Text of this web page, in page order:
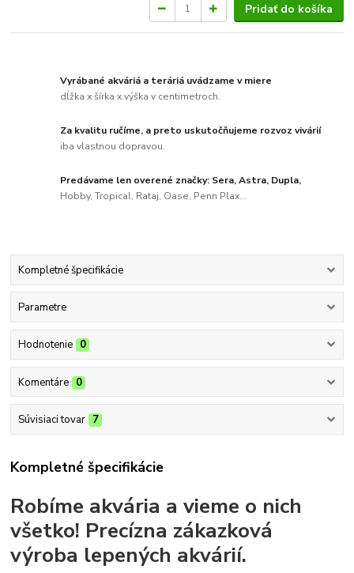
Pridať do košíka
Vyrábané akváriá a teráriá uvádzame v miere
dĺžka x šírka x výška v centimetroch.
Za kvalitu ručíme, a preto uskutočňujeme rozvoz vivárií
iba vlastnou dopravou.
Predávame len overené značky: Sera, Astra, Dupla,
Hobby, Tropical, Rataj, Oase, Penn Plax...
Kompletné špecifikácie
Parametre
Hodnotenie 0
Komentáre 0
Súvisiaci tovar 7
Kompletné špecifikácie
Robíme akvária a vieme o nich
všetko! Precízna zákazková
výroba lepených akvárií.